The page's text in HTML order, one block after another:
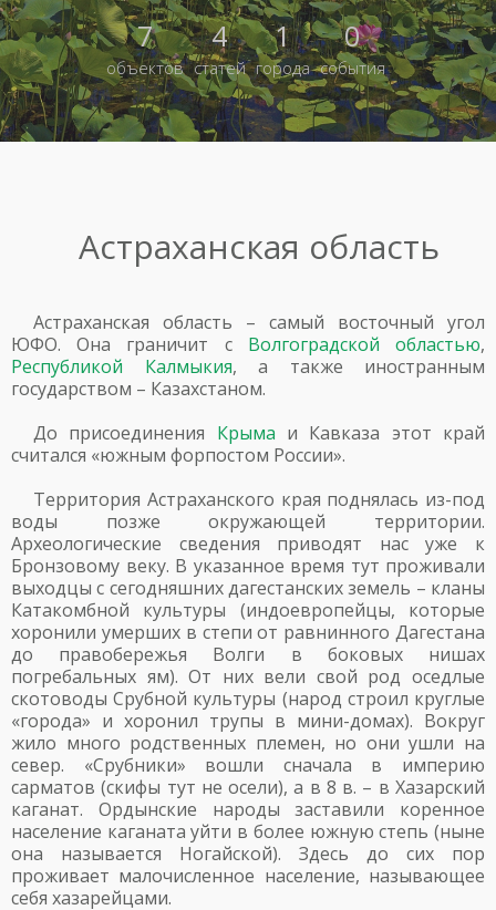
7
объектов
4
статей
1
города
0
события
Астраханская область
Астраханская область – самый восточный угол
ЮФО. Она граничит с Волгоградской областью,
Республикой Калмыкия, а также иностранным
государством – Казахстаном.
До присоединения Крыма и Кавказа этот край
считался «южным форпостом России».
Территория Астраханского края поднялась из-под
воды позже окружающей территории.
Археологические сведения приводят нас уже к
Бронзовому веку. В указанное время тут проживали
выходцы с сегодняшних дагестанских земель – кланы
Катакомбной культуры (индоевропейцы, которые
хоронили умерших в степи от равнинного Дагестана
до правобережья Волги в боковых нишах
погребальных ям). От них вели свой род оседлые
скотоводы Срубной культуры (народ строил круглые
«города» и хоронил трупы в мини-домах). Вокруг
жило много родственных племен, но они ушли на
север. «Срубники» вошли сначала в империю
сарматов (скифы тут не осели), а в 8 в. – в Хазарский
каганат. Ордынские народы заставили коренное
население каганата уйти в более южную степь (ныне
она называется Ногайской). Здесь до сих пор
проживает малочисленное население, называющее
себя хазарейцами.